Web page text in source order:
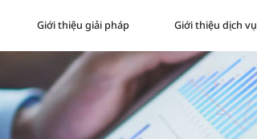
Giới thiệu giải pháp Giới thiệu dịch vụ